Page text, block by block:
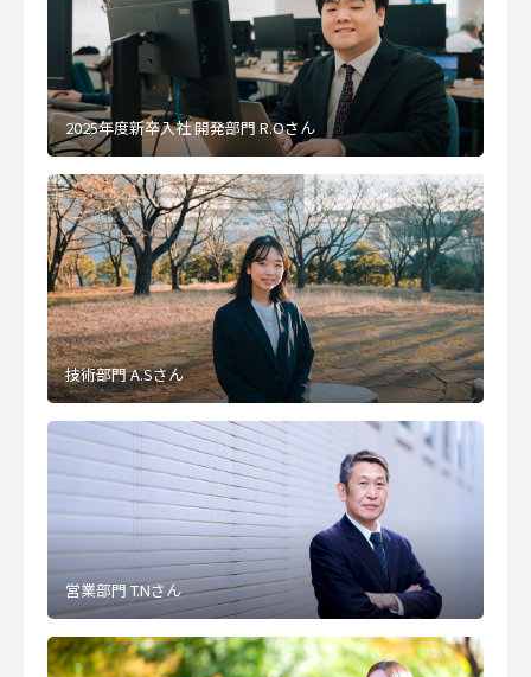
2025年度新卒入社 開発部門 R.Oさん
技術部門 A.Sさん
営業部門 T.Nさん